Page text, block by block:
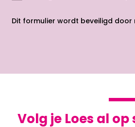
Dit formulier wordt beveiligd door
Volg je Loes al op